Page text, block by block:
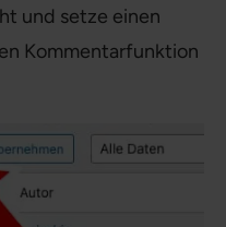
und setze einen
Kommentarfunktion